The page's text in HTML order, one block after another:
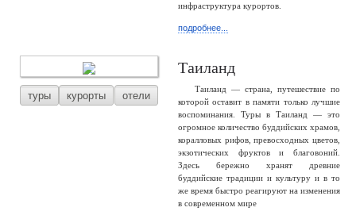
инфраструктура курортов.
подробнее...
туры курорты отели
Таиланд
Таиланд — страна, путешествие по
которой оставит в памяти только лучшие
воспоминания. Туры в Таиланд — это
огромное количество буддийских храмов,
коралловых рифов, превосходных цветов,
экзотических фруктов и благовоний.
Здесь бережно хранят древние
буддийские традиции и культуру и в то
же время быстро реагируют на изменения
в современном мире